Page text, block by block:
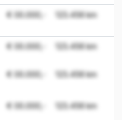
€ 00.000,- 123.456 km
€ 00.000,- 123.456 km
€ 00.000,- 123.456 km
€ 00.000,- 123.456 km